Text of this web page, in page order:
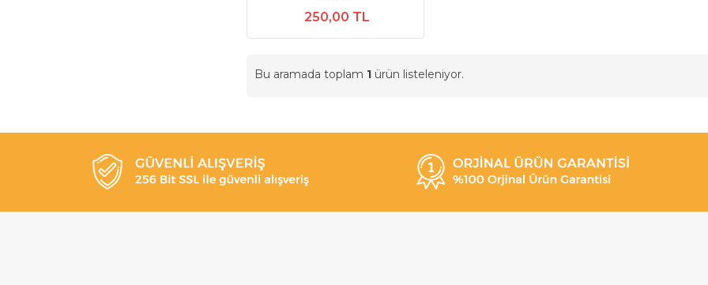
250,00 TL
Bu aramada toplam 1 ürün listeleniyor.